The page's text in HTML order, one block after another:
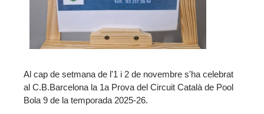
Al cap de setmana de l'1 i 2 de novembre s'ha celebrat
al C.B.Barcelona la 1a Prova del Circuit Català de Pool
Bola 9 de la temporada 2025-26.